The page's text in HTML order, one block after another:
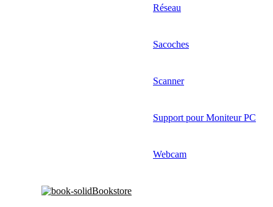
Réseau
Sacoches
Scanner
Support pour Moniteur PC
Webcam
Bookstore